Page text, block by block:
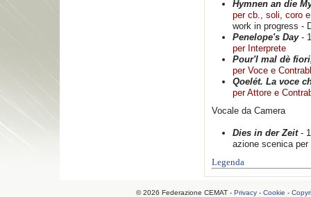
Hymnen an die
per cb., soli, coro
work in progress -
Penelope's Day-
per Interprete
Pour'l mal dè
per Voce e
Qoelét. La voce
per Attore e
Vocale da Camera
Dies in der Zeit-
azione scenica
Legenda
© 2026 Federazione CEMAT - Privacy- Cookie -